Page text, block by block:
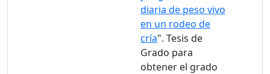
diaria de peso vivo
en un rodeo de
cría". Tesis de
Grado para
obtener el grado